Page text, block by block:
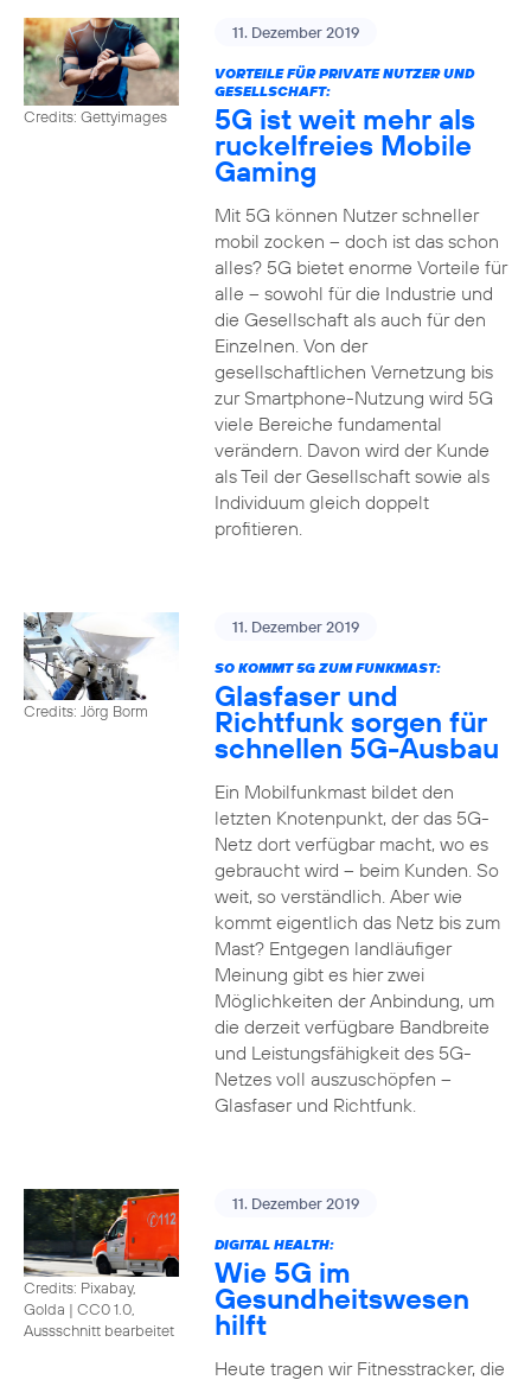
Credits: Gettyimages
11. Dezember 2019
VORTEILE FÜR PRIVATE NUTZER UND
GESELLSCHAFT:
5G ist weit mehr als
ruckelfreies Mobile
Gaming
Mit 5G können Nutzer schneller
mobil zocken – doch ist das schon
alles? 5G bietet enorme Vorteile für
alle – sowohl für die Industrie und
die Gesellschaft als auch für den
Einzelnen. Von der
gesellschaftlichen Vernetzung bis
zur Smartphone-Nutzung wird 5G
viele Bereiche fundamental
verändern. Davon wird der Kunde
als Teil der Gesellschaft sowie als
Individuum gleich doppelt
profitieren.
Credits: Jörg Borm
11. Dezember 2019
SO KOMMT 5G ZUM FUNKMAST:
Glasfaser und
Richtfunk sorgen für
schnellen 5G-Ausbau
Ein Mobilfunkmast bildet den
letzten Knotenpunkt, der das 5G-
Netz dort verfügbar macht, wo es
gebraucht wird – beim Kunden. So
weit, so verständlich. Aber wie
kommt eigentlich das Netz bis zum
Mast? Entgegen landläufiger
Meinung gibt es hier zwei
Möglichkeiten der Anbindung, um
die derzeit verfügbare Bandbreite
und Leistungsfähigkeit des 5G-
Netzes voll auszuschöpfen –
Glasfaser und Richtfunk.
Credits: Pixabay,
Golda | CC0 1.0,
Aussschnitt bearbeitet
11. Dezember 2019
DIGITAL HEALTH:
Wie 5G im
Gesundheitswesen
hilft
Heute tragen wir Fitnesstracker, die